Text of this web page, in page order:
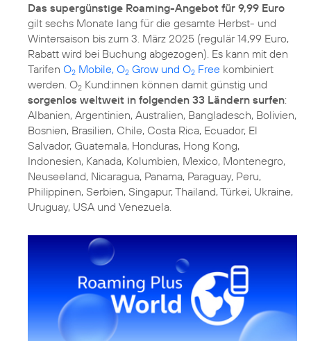
Das supergünstige Roaming-Angebot für 9,99 Euro
gilt sechs Monate lang für die gesamte Herbst- und
Wintersaison bis zum 3. März 2025 (regulär 14,99 Euro,
Rabatt wird bei Buchung abgezogen). Es kann mit den
Tarifen O2 Mobile, O2 Grow und O2 Free kombiniert
werden. O2 Kund:innen können damit günstig und
sorgenlos weltweit in folgenden 33 Ländern surfen:
Albanien, Argentinien, Australien, Bangladesch, Bolivien,
Bosnien, Brasilien, Chile, Costa Rica, Ecuador, El
Salvador, Guatemala, Honduras, Hong Kong,
Indonesien, Kanada, Kolumbien, Mexico, Montenegro,
Neuseeland, Nicaragua, Panama, Paraguay, Peru,
Philippinen, Serbien, Singapur, Thailand, Türkei, Ukraine,
Uruguay, USA und Venezuela.